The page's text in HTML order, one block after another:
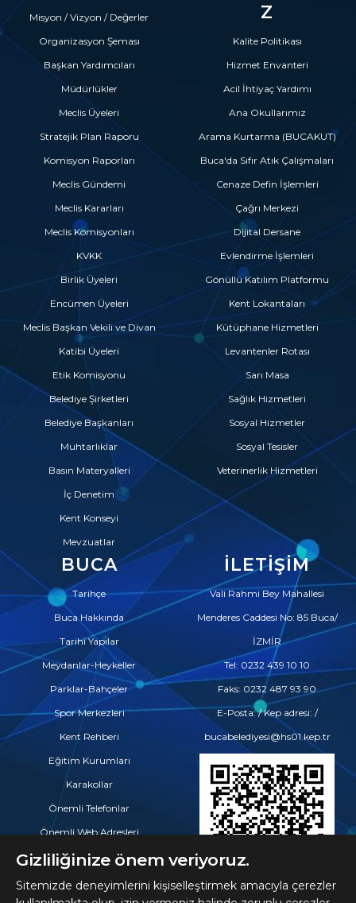
Misyon / Vizyon / Değerler
Organizasyon Şeması
Başkan Yardımcıları
Müdürlükler
Meclis Üyeleri
Stratejik Plan Raporu
Komisyon Raporları
Meclis Gündemi
Meclis Kararları
Meclis Komisyonları
KVKK
Birlik Üyeleri
Encümen Üyeleri
Meclis Başkan Vekili ve Divan
Katibi Üyeleri
Etik Komisyonu
Belediye Şirketleri
Belediye Başkanları
Muhtarlıklar
Basın Materyalleri
İç Denetim
Kent Konseyi
Mevzuatlar
Z
Kalite Politikası
Hizmet Envanteri
Acil İhtiyaç Yardımı
Ana Okullarımız
Arama Kurtarma (BUCAKUT)
Buca'da Sıfır Atık Çalışmaları
Cenaze Defin İşlemleri
Çağrı Merkezi
Dijital Dersane
Evlendirme İşlemleri
Gönüllü Katılım Platformu
Kent Lokantaları
Kütüphane Hizmetleri
Levantenler Rotası
Sarı Masa
Sağlık Hizmetleri
Sosyal Hizmetler
Sosyal Tesisler
Veterinerlik Hizmetleri
BUCA
Tarihçe
Buca Hakkında
Tarihi Yapılar
Meydanlar-Heykeller
Parklar-Bahçeler
Spor Merkezleri
Kent Rehberi
Eğitim Kurumları
Karakollar
Önemli Telefonlar
Önemli Web Adresleri
Eczaneler
Hastaneler ve Tıp Merkezleri
İLETIŞIM
Vali Rahmi Bey Mahallesi
Menderes Caddesi No: 85 Buca/
İZMİR
Tel: 0232 439 10 10
Faks: 0232 487 93 90
E-Posta: / Kep adresi: /
bucabelediyesi@hs01.kep.tr
Gizliliğinize önem veriyoruz.
Sitemizde deneyimlerini kişiselleştirmek amacıyla çerezler